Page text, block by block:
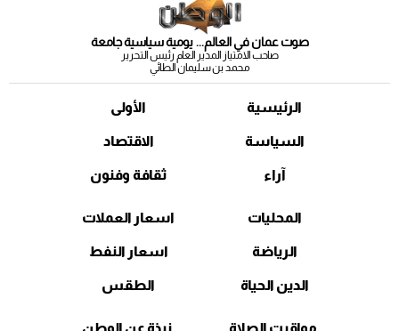
صوت عمان في العالم... يومية سياسية جامعة
صاحب الامتياز المدير العام رئيس التحرير
محمد بن سليمان الطائي
الرئيسية
السياسة
آراء
الأولى
الاقتصاد
ثقافة وفنون
المحليات
الرياضة
الدين الحياة
اسعار العملات
اسعار النفط
الطقس